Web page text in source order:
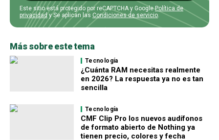
Este sitio está protegido por reCAPTCHA y GooglePolítica de
privacidady Se aplican las Condiciones de servicio.
Más sobre este tema
Tecnología
¿Cuánta RAM necesitas realmente
en 2026? La respuesta ya no es tan
sencilla
Tecnología
CMF Clip Pro los nuevos audífonos
de formato abierto de Nothing ya
tienen precio, colores y fecha